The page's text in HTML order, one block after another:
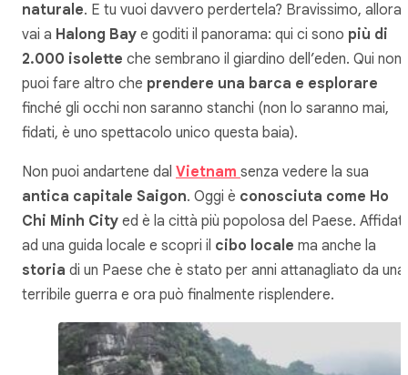
naturale. E tu vuoi davvero perdertela? Bravissimo, allora
vai a Halong Bay e goditi il panorama: qui ci sono più di
2.000 isolette che sembrano il giardino dell’eden. Qui non
puoi fare altro che prendere una barca e esplorare
finché gli occhi non saranno stanchi (non lo saranno mai,
fidati, è uno spettacolo unico questa baia).
Non puoi andartene dal Vietnam senza vedere la sua
antica capitale Saigon. Oggi è conosciuta come Ho
Chi Minh City ed è la città più popolosa del Paese. Affidati
ad una guida locale e scopri il cibo locale ma anche la
storia di un Paese che è stato per anni attanagliato da una
terribile guerra e ora può finalmente risplendere.